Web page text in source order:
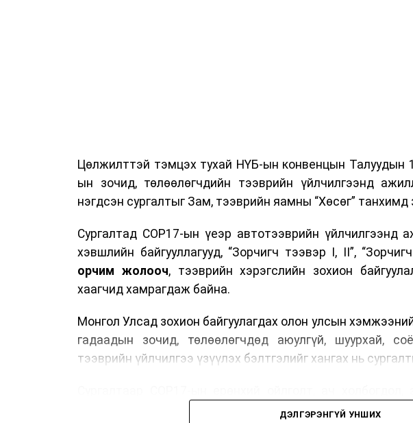
Цөлжилттэй тэмцэх тухай НҮБ-ын конвенцын Талуудын
ын зочид, төлөөлөгчдийн тээврийн үйлчилгээнд
нэгдсэн сургалтыг Зам, тээврийн яамны “Хөсөг” танхимд
Сургалтад COP17-ын үеэр автотээврийн үйлчилгээнд
хэвшлийн байгууллагууд, “Зорчигч тээвэр I, II”,
орчим жолооч, тээврийн хэрэгслийн зохион
хаагчид хамрагдаж байна.
Монгол Улсад зохион байгуулагдах олон улсын
гадаадын зочид, төлөөлөгчдөд аюулгүй, шуурхай,
тээврийн үйлчилгээ үзүүлэх бэлтгэлийг хангах нь
зочид, төлөөлөгчдийн ангилал, үйлчилгээний
ДЭЛГЭРЭНГҮЙ УНШИХ